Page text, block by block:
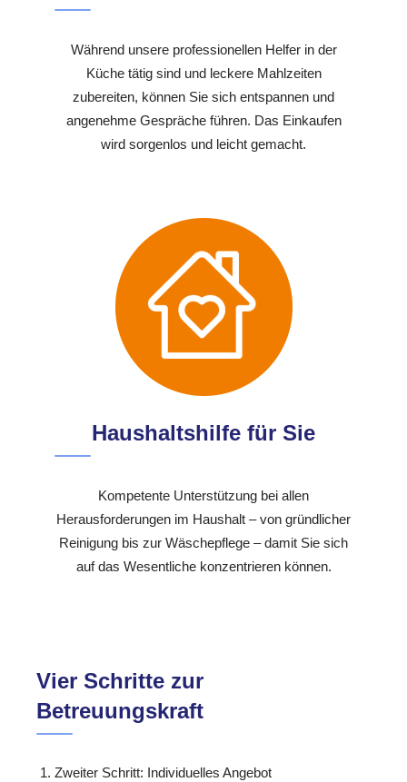
Während unsere professionellen Helfer in der
Küche tätig sind und leckere Mahlzeiten
zubereiten, können Sie sich entspannen und
angenehme Gespräche führen. Das Einkaufen
wird sorgenlos und leicht gemacht.
Haushaltshilfe für Sie
Kompetente Unterstützung bei allen
Herausforderungen im Haushalt – von gründlicher
Reinigung bis zur Wäschepflege – damit Sie sich
auf das Wesentliche konzentrieren können.
Vier Schritte zur
Betreuungskraft
Zweiter Schritt: Individuelles Angebot